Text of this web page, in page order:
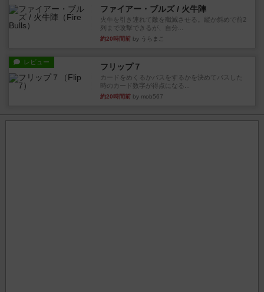
ファイアー・ブルズ / 火牛陣
火牛を引き連れて敵を殲滅させる。縦か斜めで前2
列まで攻撃できるが、自分...
約20時間前 by うらまこ
レビュー フリップ７
カードをめくるかパスをするかを決めてパスした
時のカード数字が得点になる...
約20時間前 by mob567